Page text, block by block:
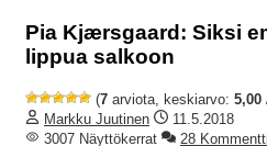
Pia Kjærsgaard: Siksi
lippua salkoon
(7 arviota, keskiarvo: 5,00
Markku Juutinen
11.5.2018
3007 Näyttökerrat
28